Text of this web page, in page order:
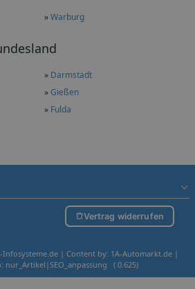
»Warburg
» Darmstadt
»Gießen
» Fulda
Vertrag widerrufen
Infosysteme.de | Content by: 1A-Automarkt.de |
nur_Artikel|SEO_anpassung ( 0.625)